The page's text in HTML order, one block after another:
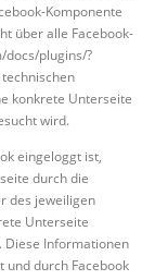
Komponente
über alle Facebook-
docs/plugins/?
konkrete Unterseite
wird.
eingeloggt ist,
durch die
des jeweiligen
Unterseite
Diese Informationen
und durch Facebook